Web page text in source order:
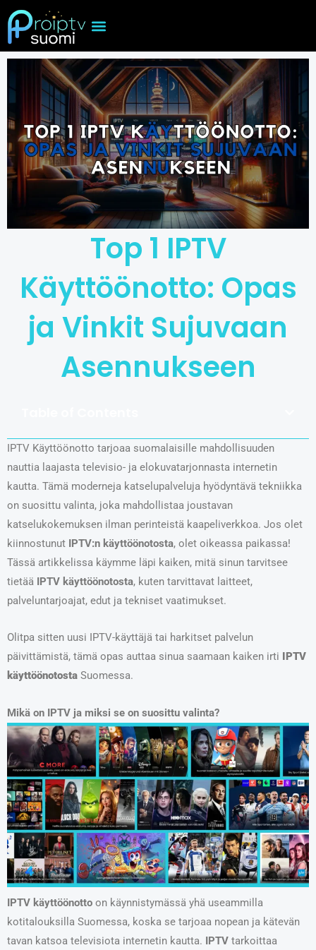
Skip
to
content
Top 1 IPTV
Käyttöönotto: Opas
ja Vinkit Sujuvaan
Asennukseen
IPTV Käyttöönotto tarjoaa suomalaisille mahdollisuuden
nauttia laajasta televisio- ja elokuvatarjonnasta internetin
kautta. Tämä moderneja katselupalveluja hyödyntävä tekniikka
on suosittu valinta, joka mahdollistaa joustavan
katselukokemuksen ilman perinteistä kaapeliverkkoa. Jos olet
kiinnostunut IPTV:n käyttöönotosta, olet oikeassa paikassa!
Tässä artikkelissa käymme läpi kaiken, mitä sinun tarvitsee
tietää IPTV käyttöönotosta, kuten tarvittavat laitteet,
palveluntarjoajat, edut ja tekniset vaatimukset.
Olitpa sitten uusi IPTV-käyttäjä tai harkitset palvelun
päivittämistä, tämä opas auttaa sinua saamaan kaiken irti IPTV
käyttöönotosta Suomessa.
Mikä on IPTV ja miksi se on suosittu valinta?
IPTV käyttöönotto on käynnistymässä yhä useammilla
kotitalouksilla Suomessa, koska se tarjoaa nopean ja kätevän
tavan katsoa televisiota internetin kautta. IPTV tarkoittaa